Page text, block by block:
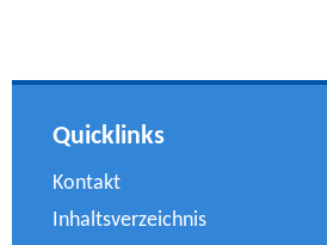
Quicklinks
Kontakt
Inhaltsverzeichnis